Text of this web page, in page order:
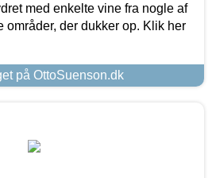
med enkelte vine fra nogle af
områder, der dukker op. Klik her
på OttoSuenson.dk